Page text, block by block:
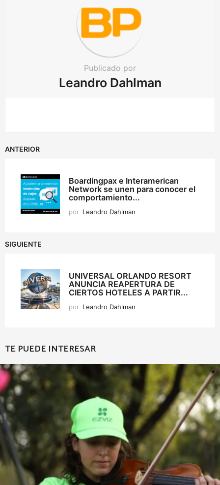
Publicado por
Leandro Dahlman
ANTERIOR
Boardingpax e Interamerican
Network se unen para conocer el
comportamiento...
por Leandro Dahlman
SIGUIENTE
UNIVERSAL ORLANDO RESORT
ANUNCIA REAPERTURA DE
CIERTOS HOTELES A PARTIR...
por Leandro Dahlman
TE PUEDE INTERESAR